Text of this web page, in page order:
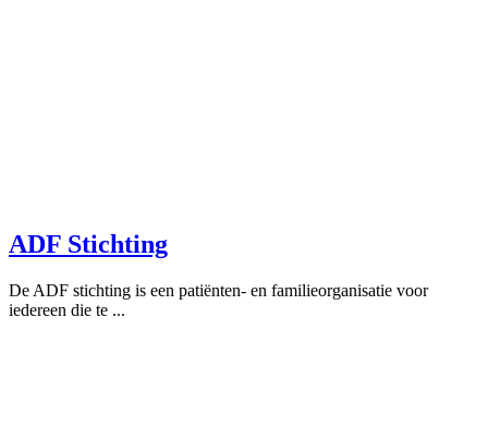
ADF Stichting
De ADF stichting is een patiënten- en familieorganisatie voor
iedereen die te ...